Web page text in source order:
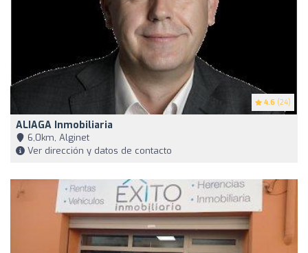
4.6 (24)
ALIAGA Inmobiliaria
6,0km, Alginet
Ver dirección y datos de contacto